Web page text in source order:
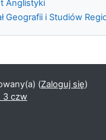
Anglistyki
Geografii i Studiów
(Zaloguj się)
3 czw